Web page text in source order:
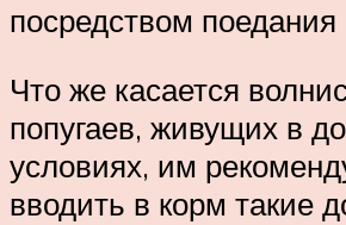
посредством
Что же касается
попугаев, живущих в
условиях, им
вводить в корм такие